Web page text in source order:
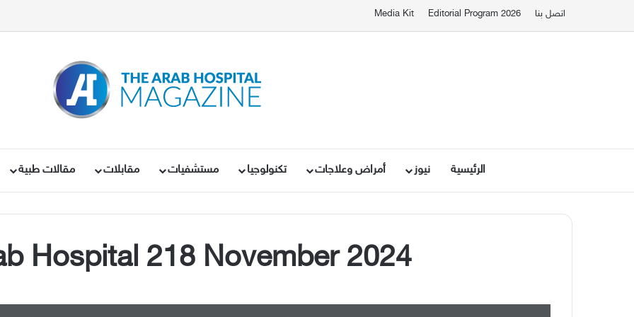
اتصل بنا Editorial Program 2026
Media Kit
الرئيسية نيوز أمراض وعلاجات تكنولوجيا مستشفيات مقابلات مقالات طبية
Hospital 218 November 2024